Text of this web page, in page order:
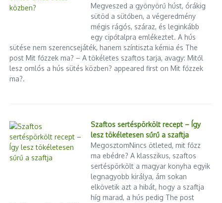
Megveszed a gyönyörű húst, órákig
sütöd a sütőben, a végeredmény
mégis rágós, száraz, és leginkább
egy cipőtalpra emlékeztet. A hús
sütése nem szerencsejáték, hanem színtiszta kémia és The
post Mit főzzek ma? – A tökéletes szaftos tarja, avagy: Mitől
lesz omlós a hús sütés közben? appeared first on Mit főzzek
ma?.
Szaftos sertéspörkölt recept – Így
lesz tökéletesen sűrű a szaftja
MegosztomNincs ötleted, mit főzz
ma ebédre? A klasszikus, szaftos
sertéspörkölt a magyar konyha egyik
legnagyobb királya, ám sokan
elkövetik azt a hibát, hogy a szaftja
híg marad, a hús pedig The post